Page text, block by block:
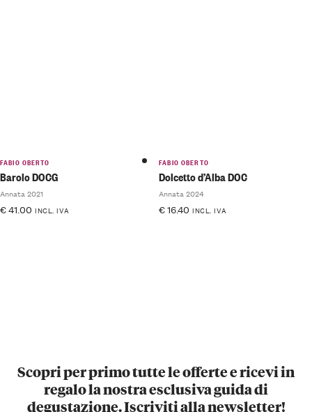
FABIO OBERTO
Barolo DOCG
Annata 2021
€41.00 INCL. IVA
FABIO OBERTO
Dolcetto d’Alba DOC
Annata 2024
€16.40 INCL. IVA
Scopri per primo tutte le offerte e ricevi in
regalo la nostra esclusiva guida di
degustazione. Iscriviti alla newsletter!